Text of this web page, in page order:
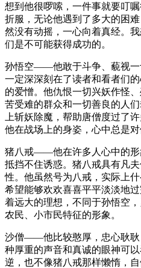
想到他很啰嗦，一件事就要叮
折服，无论他遇到了多大的困
然没有动摇，一心向着真经。
们是不可能获得成功的。
孙悟空——他敢于斗争、藐视一
一定深深刻在了读者和看者们
的爱憎。他仇恨一切兴妖作怪
苦受难的群众和一切善良的人
上斩妖除魔，帮助唐僧度过了
他在战场上的身姿，心中总是对
猪八戒——他在许多人心中的形
抵挡不住诱惑。猪八戒具有凡
性。他虽然号为八戒，实际上
希望能够欢欢喜喜平平淡淡地
着远大的理想，不同于孙悟空
农民、小市民特征的形象。
沙僧——他比较憨厚，忠心耿耿
种厚重的声音和真诚的眼神可
逆，也不像猪八戒那样懒惰，